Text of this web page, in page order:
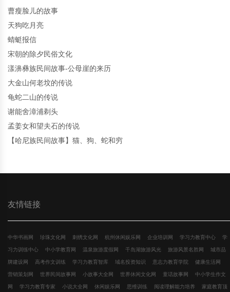
曹瘦脸儿的故事
天狗吃月亮
蜻蜓报信
宋朝的除夕民俗文化
漾濞彝族民间故事-公母崖的来历
大金山何老坟的传说
龟蛇二山的传说
谢能舍漳浦剃头
孟姜女和望夫石的传说
【哈尼族民间故事】猫、狗、蛇和穷
友情链接
中华书画网 珍珠文化网 刺绣文化网 杭州休闲娱乐网 企业培训网 学习力教育中心 学
习力训练中心 中小学教育网 温泉旅游度假网 千岛湖旅游风光 旅游风景名胜网 城市品
牌建设网 高考作文训练 学习力教育智库 域名投资知识 意志力教育学院 健康生活网
营销策划网 世界民间故事网 小故事大全网 世界休闲文化网 童话故事网 中小学生作文
网 学习力教育专家 小说大全网 休闲娱乐网 思维训练 阅读理解能力培养 家庭教育顶